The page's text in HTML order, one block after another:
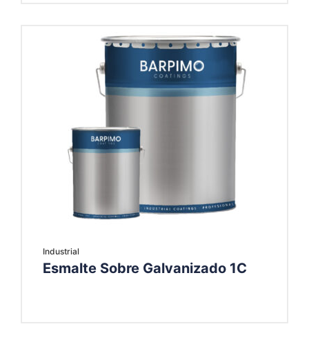
Industrial
Esmalte Sobre Galvanizado 1C